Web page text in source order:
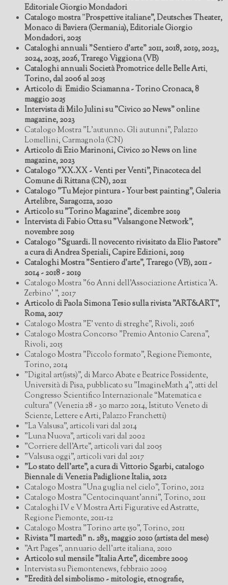
Editoriale Giorgio Mondadori
Catalogo mostra"Prospettive italiane", Deutsches Theater,
Monaco di Baviera (Germania), Editoriale Giorgio
Mondadori, 2025
Cataloghi annuali "Sentiero d'arte" 2011, 2018, 2019, 2023,
2024, 2025, 2026, Trarego Viggiona (VB)
Cataloghi annuali Società Promotrice delle Belle Arti,
Torino, dal 2006 al 2025
Articolo di Emidio Sciamanna - Torino Cronaca, 8
maggio 2025
Intervista di Milo Julini su "Civico 20 News" online
magazine, 2023
Catalogo Mostra "L'autunno. Gli autunni", Palazzo
Lomellini, Carmagnola (CN)
Articolo di Ezio Marinoni, Civico 20 News on line
magazine, 2023
Catalogo "XX.XX - Venti per Venti", Pinacoteca del
Comune di Rittana (CN), 2021
Catalogo "Tu Mejor pintura - Your best painting", Galeria
Artelibre, Saragozza, 2020
Articolo su "Torino Magazine", dicembre 2019
Intervista di Fabio Otta su "Valsangone Network",
novembre 2019
Catalogo "Sguardi. Il novecento rivisitato da Elio Pastore"
a cura di Andrea Speziali, Capire Edizioni, 2019
Cataloghi Mostra "Sentiero d'arte", Trarego (VB), 2011 -
2014 - 2018 - 2019
Catalogo Mostra "60 Anni dell'Associazione Artistica 'A.
Zerbino' ", 2017
Articolo di Paola Simona Tesio sulla rivista "ART&ART",
Roma, 2017
Catalogo Mostra "E' vento di streghe", Rivoli, 2016
Catalogo Mostra Concorso "Premio Antonio Carena",
Rivoli, 2015
Catalogo Mostra "Piccolo formato", Regione Piemonte,
Torino, 2014
"Digital art(ists)", di Marco Abate e Beatrice Possidente,
Università di Pisa, pubblicato su "ImagineMath 4", atti del
Congresso Scientifico Internazionale “Matematica e
cultura” (Venezia 28 - 30 marzo 2014, Istituto Veneto di
Scienze, Lettere e Arti, Palazzo Franchetti)
"La Valsusa", articoli vari dal 2014
"Luna Nuova", articoli vari dal 2002
"Corriere dell'Arte", articoli vari dal 2005
"Valsusa oggi", articoli vari dal 2017
"Lo stato dell'arte", a cura di Vittorio Sgarbi, catalogo
Biennale di Venezia Padiglione Italia, 2012
Catalogo Mostra "Una guglia nel cielo", Torino, 2012
Catalogo Mostra "Centocinquant'anni", Torino, 2011
Cataloghi IV e V Mostra Arti Figurative ed Astratte,
Regione Piemonte, 2011-12
Catalogo Mostra "Torino arte 150", Torino, 2011
Rivista "I martedì" n. 283, maggio 2010 (artista del mese)
"Art Pages", annuario dell'arte italiana, 2010
Articolo sul mensile "Italia Arte", dicembre 2009
Intervista su Piemontenews, febbraio 2009
"Eredità del simbolismo - mitologie, etnografie,